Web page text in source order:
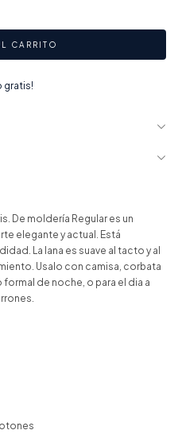
gratis!
De moldería Regular es un
elegante y actual. Está
La lana es suave al tacto y al
Usalo con camisa, corbata
de noche, o para el dia a